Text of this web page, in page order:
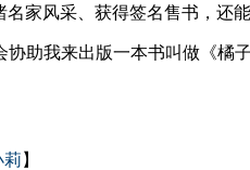
家风采、获得签名售书，还
我来出版一本书叫做《橘
莉 】